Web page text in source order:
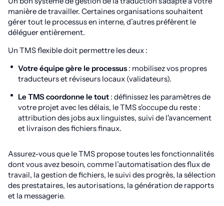
manière de travailler. Certaines organisations souhaitent
gérer tout le processus en interne, d’autres préfèrent le
déléguer entièrement.
Un TMS flexible doit permettre les deux :
Votre équipe gère le processus : mobilisez vos propres
traducteurs et réviseurs locaux (validateurs).
Le TMS coordonne le tout : définissez les paramètres de
votre projet avec les délais, le TMS s'occupe du reste :
attribution des jobs aux linguistes, suivi de l'avancement
et livraison des fichiers finaux.
Assurez-vous que le TMS propose toutes les fonctionnalités
dont vous avez besoin, comme l’automatisation des flux de
travail, la gestion de fichiers, le suivi des progrès, la sélection
des prestataires, les autorisations, la génération de rapports
et la messagerie.